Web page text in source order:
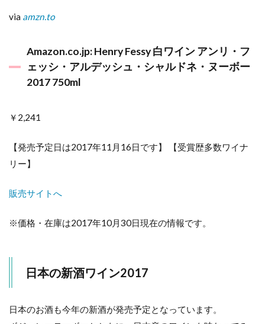
via amzn.to
Amazon.co.jp: Henry Fessy 白ワイン アンリ・フ
ェッシ・アルデッシュ・シャルドネ・ヌーボー
2017 750ml
￥2,241
【発売予定日は2017年11月16日です】 【受賞歴多数ワイナ
リー】
販売サイトへ
※価格・在庫は2017年10月30日現在の情報です。
日本の新酒ワイン2017
日本のお酒も今年の新酒が発売予定となっています。